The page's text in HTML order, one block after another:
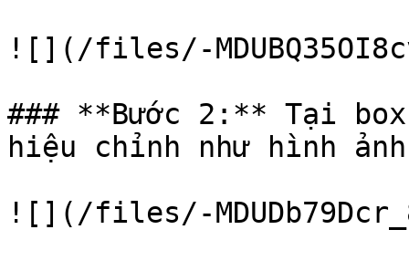
![](/files/-
### **Bước 2:** Tại
hiệu chỉnh như hình ảnh
![](/files/-